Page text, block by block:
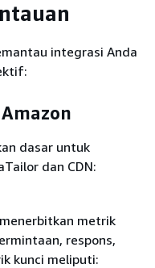
integrasi Anda
dasar untuk
dan CDN:
metrik
respons,
kunci meliputi: